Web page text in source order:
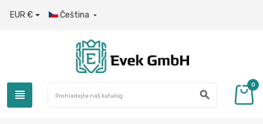
EUR € Čeština 
view_headline search
0